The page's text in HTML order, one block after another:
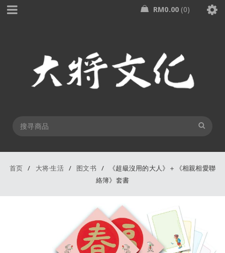
RM0.00 0
首页 / 大将·生活 / 图文书 /
《超級沒用的大人》＋《相親相愛聯
絡簿》套書